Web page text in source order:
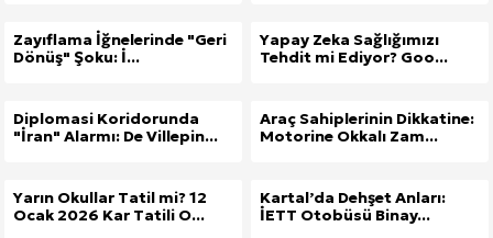
Zayıflama İğnelerinde "Geri
Dönüş" Şoku: İ...
Yapay Zeka Sağlığımızı
Tehdit mi Ediyor? Goo...
Diplomasi Koridorunda
"İran" Alarmı: De Villepin...
Araç Sahiplerinin Dikkatine:
Motorine Okkalı Zam...
Yarın Okullar Tatil mi? 12
Ocak 2026 Kar Tatili O...
Kartal’da Dehşet Anları:
İETT Otobüsü Binay...